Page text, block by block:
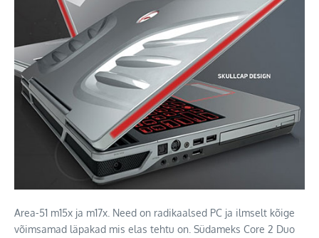
Area-51 m15x ja m17x. Need on radikaalsed PC ja ilmselt kõige
võimsamad läpakad mis elas tehtu on. Südameks Core 2 Duo